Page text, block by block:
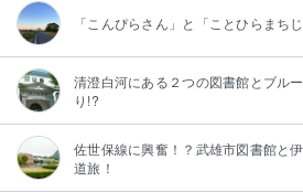
「こんぴらさん」と「ことひらまち
清澄白河にある２つの図書館とブル
り!?
佐世保線に興奮！？武雄市図書館と
道旅！